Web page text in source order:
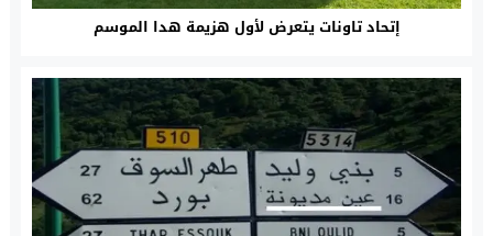
إتحاد تاونات يتعرض لأول هزيمة هدا الموسم